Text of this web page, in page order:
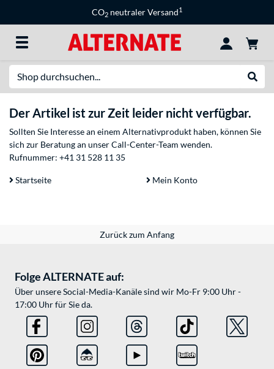
CO2 neutraler Versand1
Der Artikel ist zur Zeit leider nicht verfügbar.
Sollten Sie Interesse an einem Alternativprodukt haben, können Sie
sich zur Beratung an unser Call-Center-Team wenden.
Rufnummer: +41 31 528 11 35
Startseite Mein Konto
Zurück zum Anfang
Folge ALTERNATE auf:
Über unsere Social-Media-Kanäle sind wir Mo-Fr 9:00 Uhr -
17:00 Uhr für Sie da.